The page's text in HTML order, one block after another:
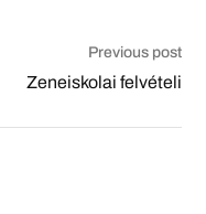
Previous post
Zeneiskolai felvételi